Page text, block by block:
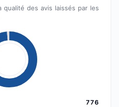
qualité des avis laissés par les
776